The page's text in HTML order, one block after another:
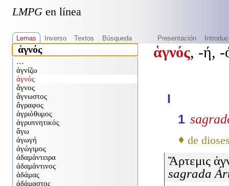
Presentación
LMPG en línea
Lemas Inverso Textos Búsqueda
ἁγνός, -ή, -
I
1
♦ de
Ἄρτεμις
sagrada